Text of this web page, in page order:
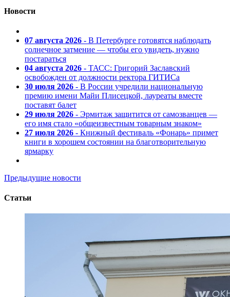
Новости
07 августа 2026 - В Петербурге готовятся наблюдать
солнечное затмение — чтобы его увидеть, нужно
постараться
04 августа 2026 - ТАСС: Григорий Заславский
освобожден от должности ректора ГИТИСа
30 июля 2026 - В России учредили национальную
премию имени Майи Плисецкой, лауреаты вместе
поставят балет
29 июля 2026 - Эрмитаж защитится от самозванцев —
его имя стало «общеизвестным товарным знаком»
27 июля 2026 - Книжный фестиваль «Фонарь» примет
книги в хорошем состоянии на благотворительную
ярмарку
Предыдущие новости
Статьи